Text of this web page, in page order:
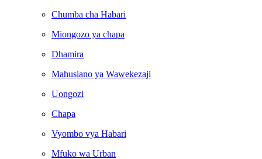
Chumba cha Habari
Miongozo ya chapa
Dhamira
Mahusiano ya Wawekezaji
Uongozi
Chapa
Vyombo vya Habari
Mfuko wa Urban